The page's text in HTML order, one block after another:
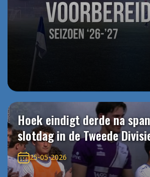
Hoek eindigt derde na
slotdag in de Tweede
25-05-2026